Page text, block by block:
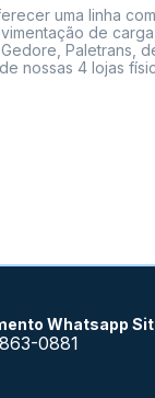
uma linha
de
Paletrans,
nossas 4 lojas
Whatsapp
0881